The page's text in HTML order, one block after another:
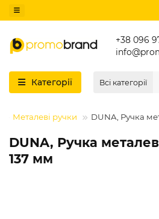
+38 096
Категорії Всі категорії
Металеві ручки DUNA, Ручка
DUNA, Ручка
137 мм